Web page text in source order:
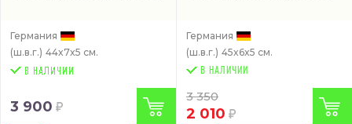
Германия
(ш.в.г.) 44x7x5 см.
3 900
Германия
(ш.в.г.) 45x6x5 см.
В НАЛИЧИИ
3 350
2 010